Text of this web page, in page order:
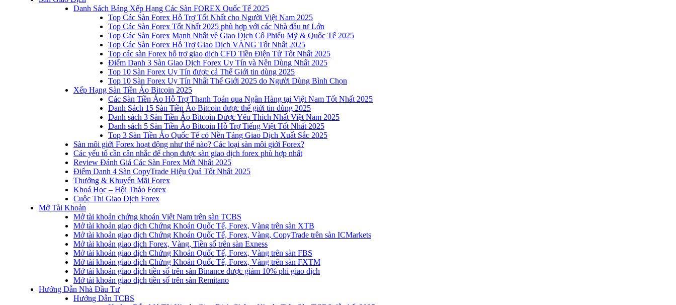
Danh Sách Bảng Xếp Hạng Các Sàn FOREX Quốc Tế 2025
Top Các Sàn Forex Hỗ Trợ Tốt Nhất cho Người Việt Nam 2025
Top Các Sàn Forex Tốt Nhất 2025 phù hợp với các Nhà đầu tư Lớn
Top Các Sàn Forex Mạnh Nhất về Giao Dịch Cổ Phiếu Mỹ & Quốc Tế 2025
Top Các Sàn Forex Hỗ Trợ Giao Dịch VÀNG Tốt Nhất 2025
Top các sàn Forex hỗ trợ giao dịch CFD Tiền Điện Tử Tốt Nhất 2025
Điểm Danh 3 Sàn Giao Dịch Forex Uy Tín và Nên Dùng Nhất 2025
Top 10 Sàn Forex Uy Tín được cả Thế Giới tin dùng 2025
Top 10 Sàn Forex Uy Tín Nhất Thế Giới 2025 do Người Dùng Bình Chọn
Xếp Hạng Sàn Tiền Ảo Bitcoin 2025
Các Sàn Tiền Ảo Hỗ Trợ Thanh Toán qua Ngân Hàng tại Việt Nam Tốt Nhất 2025
Danh Sách 15 Sàn Tiền Ảo Bitcoin được thế giới tin dùng 2025
Danh sách 3 Sàn Tiền Ảo Bitcoin Được Yêu Thích Nhất Việt Nam 2025
Danh sách 5 Sàn Tiền Ảo Bitcoin Hỗ Trợ Tiếng Việt Tốt Nhất 2025
Top 3 Sàn Tiền Ảo Quốc Tế có Nền Tảng Giao Dịch Xuất Sắc 2025
Sàn môi giới Forex hoạt động như thế nào? Các loại sàn môi giới Forex?
Các yếu tố cần cân nhắc để chọn được sàn giao dịch forex phù hợp nhất
Review Đánh Giá Các Sàn Forex Mới Nhất 2025
Điểm Danh 4 Sàn CopyTrade Hiệu Quả Tốt Nhất 2025
Thưởng & Khuyến Mãi Forex
Khoá Học – Hội Thảo Forex
Cuộc Thi Giao Dịch Forex
Mở Tài Khoản
Mở tài khoản chứng khoán Việt Nam trên sàn TCBS
Mở tài khoản giao dịch Chứng Khoán Quốc Tế, Forex, Vàng trên sàn XTB
Mở tài khoản giao dịch Chứng Khoán Quốc Tế, Forex, Vàng, CopyTrade trên sàn ICMarkets
Mở tài khoản giao dịch Forex, Vàng, Tiền số trên sàn Exness
Mở tài khoản giao dịch Chứng Khoán Quốc Tế, Forex, Vàng trên sàn FBS
Mở tài khoản giao dịch Chứng Khoán Quốc Tế, Forex, Vàng trên sàn FXTM
Mở tài khoản giao dịch tiền số trên sàn Binance được giảm 10% phí giao dịch
Mở tài khoản giao dịch tiền số trên sàn Remitano
Hướng Dẫn Nhà Đầu Tư
Hướng Dẫn TCBS